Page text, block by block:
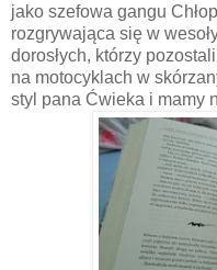
jako szefowa gangu
rozgrywająca się w
dorosłych, którzy
na motocyklach w
styl pana Ćwieka i mamy